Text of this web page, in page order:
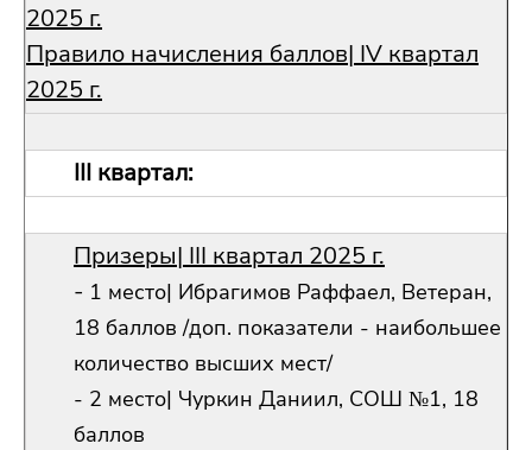
2025 г.
Правило начисления баллов| IV квартал
2025 г.
III квартал:
Призеры| III квартал 2025 г.
- 1 место| Ибрагимов Раффаел, Ветеран,
18 баллов /доп. показатели - наибольшее
количество высших мест/
- 2 место| Чуркин Даниил, СОШ №1, 18
баллов